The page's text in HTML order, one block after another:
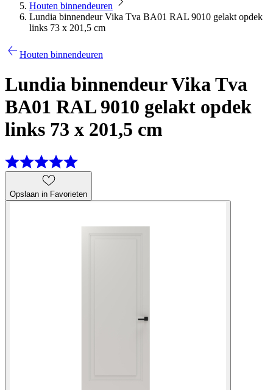
Houten binnendeuren
Lundia binnendeur Vika Tva BA01 RAL 9010 gelakt opdek
links 73 x 201,5 cm
Houten binnendeuren
Lundia binnendeur Vika Tva
BA01 RAL 9010 gelakt opdek
links 73 x 201,5 cm
Opslaan in Favorieten